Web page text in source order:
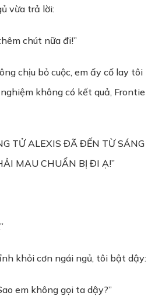
vừa trả lời:
chút nữa đi!”
chịu bỏ cuộc, em ấy cố lay tôi
không có kết quả, Frontie
TỬ ALEXIS ĐÃ ĐẾN TỪ SÁNG
MAU CHUẨN BỊ ĐI Ạ!”
khỏi cơn ngái ngủ, tôi bật dậy:
em không gọi ta dậy?”